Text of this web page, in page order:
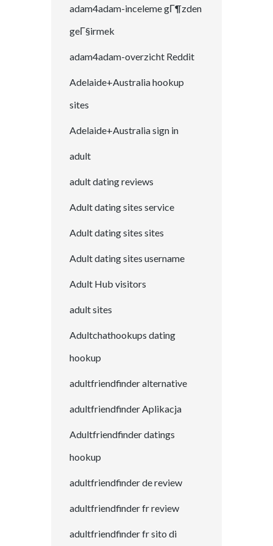
adam4adam-inceleme gГ¶zden
geГ§irmek
adam4adam-overzicht Reddit
Adelaide+Australia hookup
sites
Adelaide+Australia sign in
adult
adult dating reviews
Adult dating sites service
Adult dating sites sites
Adult dating sites username
Adult Hub visitors
adult sites
Adultchathookups dating
hookup
adultfriendfinder alternative
adultfriendfinder Aplikacja
Adultfriendfinder datings
hookup
adultfriendfinder de review
adultfriendfinder fr review
adultfriendfinder fr sito di